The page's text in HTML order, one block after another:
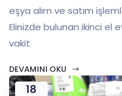
eşya alım ve satım
Elinizde bulunan ikinci el
vakit
DEVAMINI OKU
18